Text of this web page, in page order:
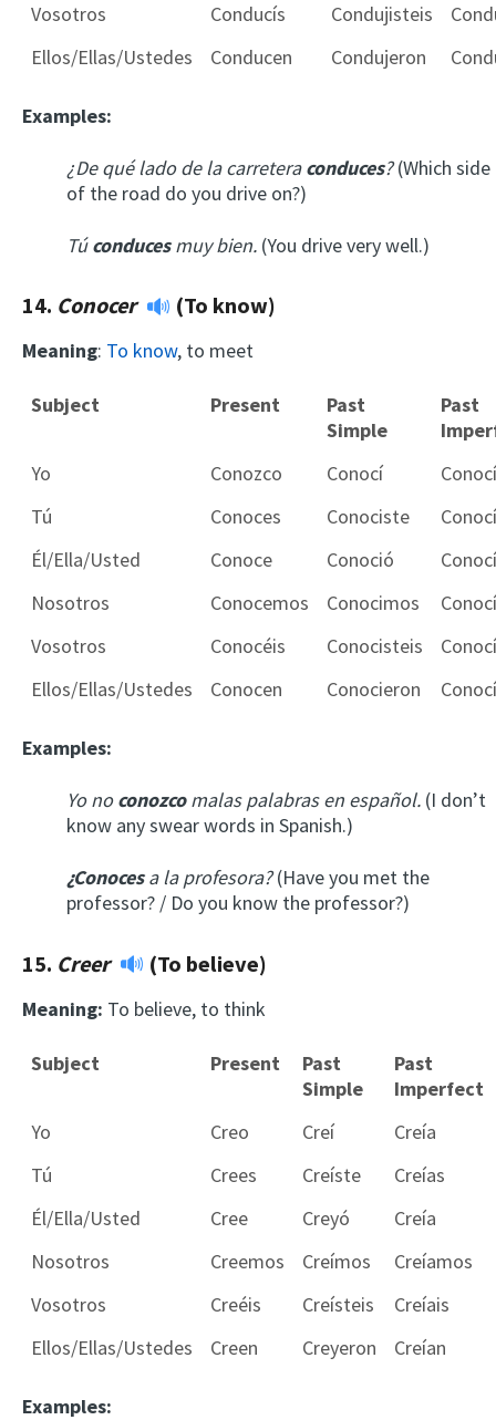
Vosotros
Conducís Condujisteis
Ellos/Ellas/Ustedes
Conducen Condujeron
Examples:
¿De qué lado de la carreteraconduces?(Which side
of the road do you drive on?)
Túconducesmuy bien. (You drive very well.)
14. Conocer (To know)
Meaning: To know, to meet
Subject Present
Past
Simple
Past
Yo
Conozco Conocí
Tú
Conoces Conociste
Él/Ella/Usted
Conoce Conoció
Nosotros
Conocemos Conocimos
Vosotros
Conocéis Conocisteis
Ellos/Ellas/Ustedes
Conocen Conocieron
Examples:
Yo noconozcomalas palabras en español. (I don’t
know any swear words in Spanish.)
¿Conocesa la profesora?(Have you met the
professor? / Do you know the professor?)
15. Creer (To believe)
Meaning: To believe, to think
Subject Present
Past
Simple
Past
Imperfect
Yo
Creo Creí
Creía
Tú
Crees Creíste
Creías
Él/Ella/Usted
Cree Creyó
Creía
Nosotros
Creemos Creímos
Creíamos
Vosotros
Creéis Creísteis
Creíais
Ellos/Ellas/Ustedes
Creen Creyeron Creían
Examples: